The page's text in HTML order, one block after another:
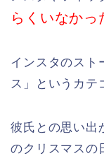
らくいなかっ
インスタのスト
ス」というカテ
彼氏との思い出
のクリスマスの